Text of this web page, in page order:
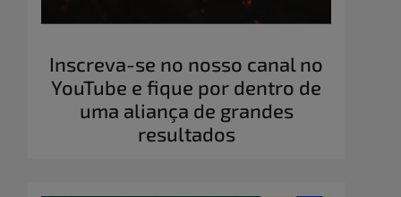
Inscreva-se no nosso canal no
YouTube e fique por dentro de
uma aliança de grandes
resultados